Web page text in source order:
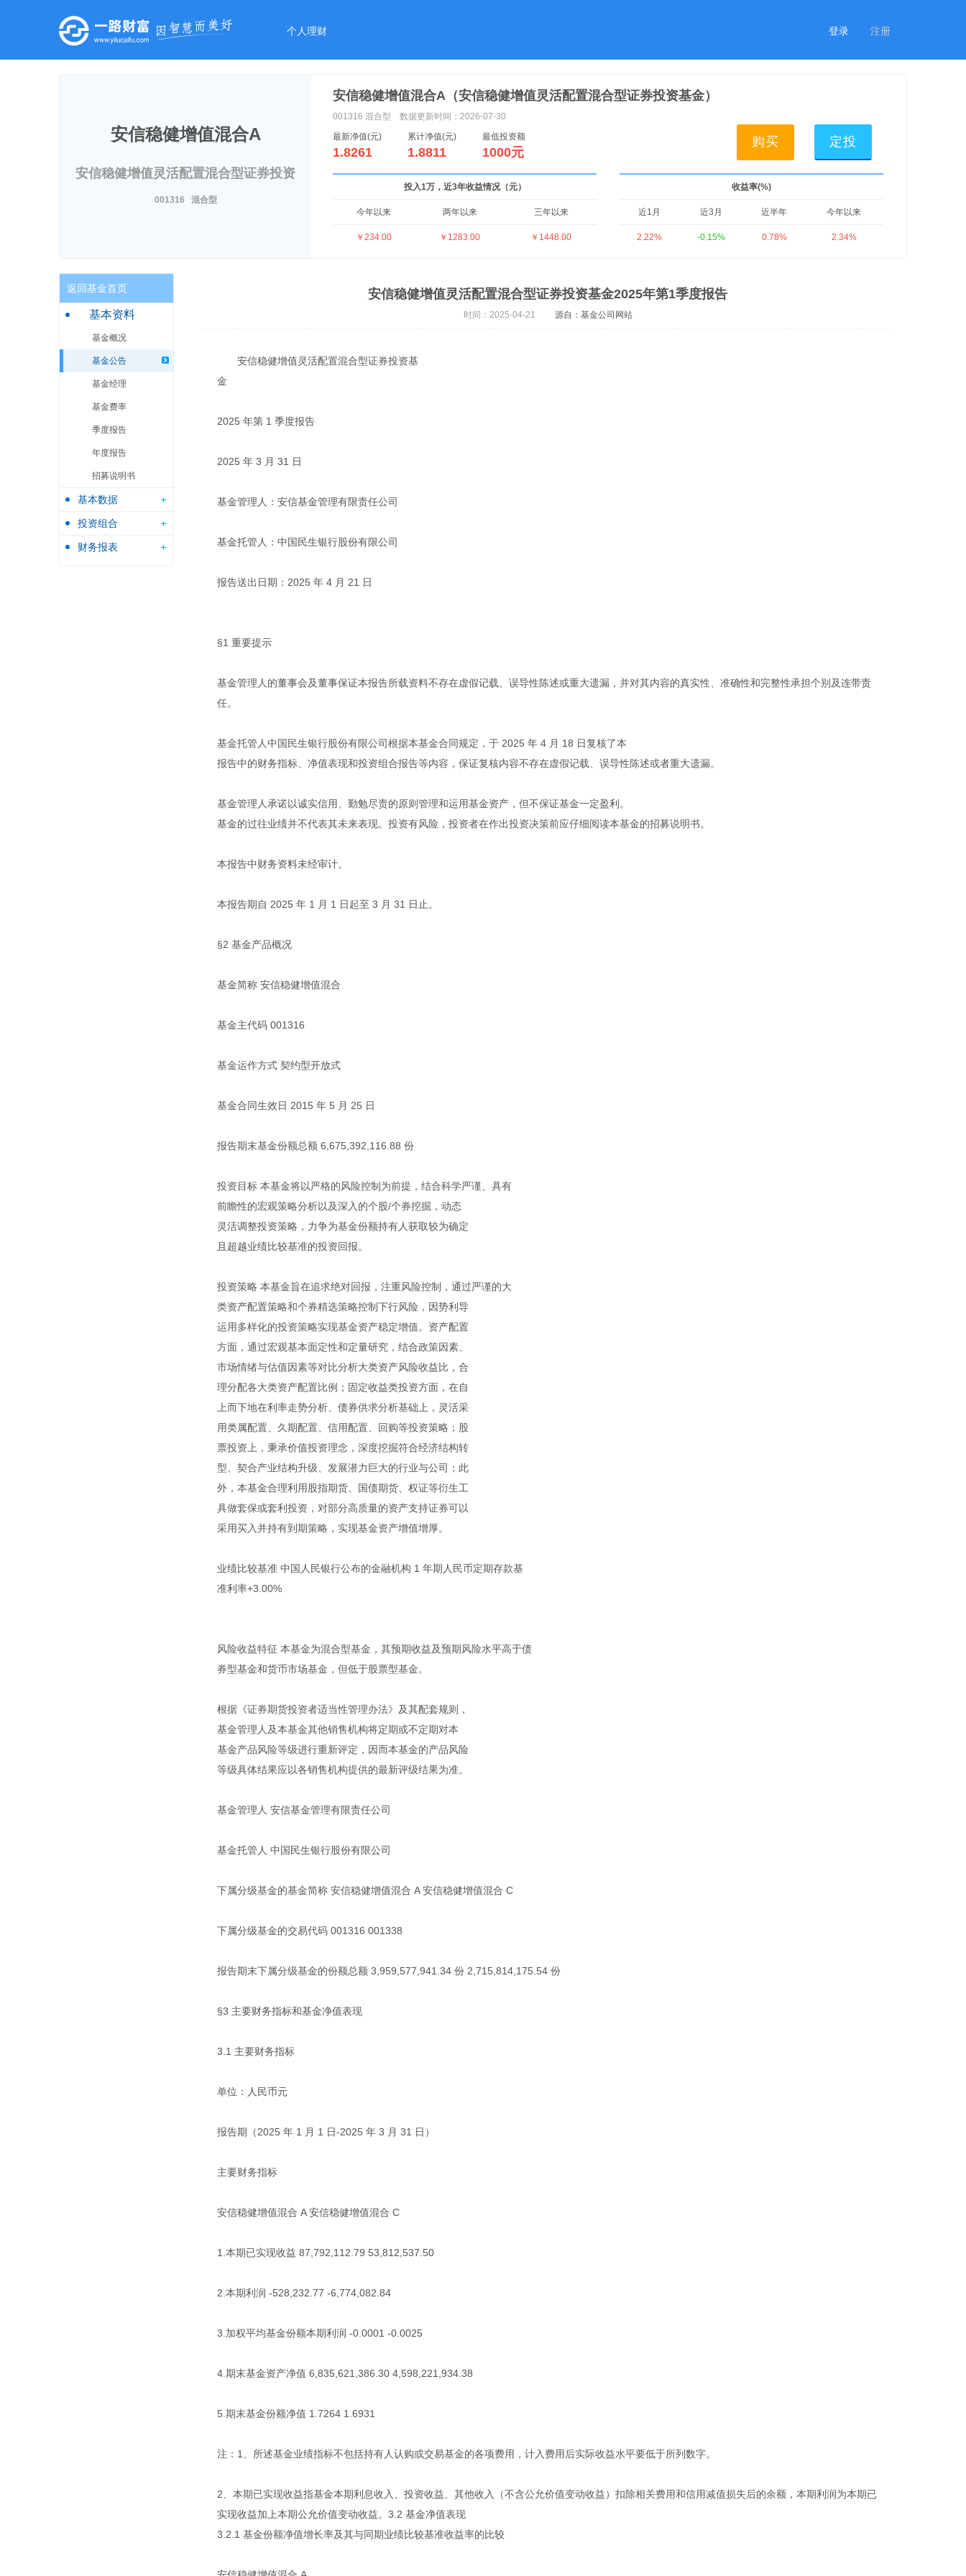
个人理财 登录 注册
安信稳健增值混合A
安信稳健增值灵活配置混合型证券投资
基金
001316 混合型
安信稳健增值混合A（安信稳健增值灵活配置混合型证券投资基金）
001316 混合型
数据更新时间：2026-07-30
最新净值(元)
累计净值(元) 最低投资额
1.8261 1.8811 1000元
购买 定投
投入1万，近3年收益情况（元）
今年以来 两年以来 三年以来
￥234.00 ￥1283.00 ￥1448.00
收益率(%)
近1月 近3月 近半年 今年以来
2.22% -0.15% 0.78% 2.34%
返回基金首页
基本资料
基金概况
基金公告
基金经理
基金费率
季度报告
年度报告
招募说明书
基本数据
投资组合
财务报表
安信稳健增值灵活配置混合型证券投资基金2025年第1季度报告
时间：2025-04-21 源自：基金公司网站
安信稳健增值灵活配置混合型证券投资基
金
2025 年第 1 季度报告
2025 年 3 月 31 日
基金管理人：安信基金管理有限责任公司
基金托管人：中国民生银行股份有限公司
报告送出日期：2025 年 4 月 21 日
§1 重要提示
基金管理人的董事会及董事保证本报告所载资料不存在虚假记载、误导性陈述或重大遗漏，并对其内容的真实性、准确性和完整性承担个别及连带责
任。
基金托管人中国民生银行股份有限公司根据本基金合同规定，于 2025 年 4 月 18 日复核了本
报告中的财务指标、净值表现和投资组合报告等内容，保证复核内容不存在虚假记载、误导性陈述或者重大遗漏。
基金管理人承诺以诚实信用、勤勉尽责的原则管理和运用基金资产，但不保证基金一定盈利。
基金的过往业绩并不代表其未来表现。投资有风险，投资者在作出投资决策前应仔细阅读本基金的招募说明书。
本报告中财务资料未经审计。
本报告期自 2025 年 1 月 1 日起至 3 月 31 日止。
§2 基金产品概况
基金简称 安信稳健增值混合
基金主代码 001316
基金运作方式 契约型开放式
基金合同生效日 2015 年 5 月 25 日
报告期末基金份额总额 6,675,392,116.88 份
投资目标 本基金将以严格的风险控制为前提，结合科学严谨、具有
前瞻性的宏观策略分析以及深入的个股/个券挖掘，动态
灵活调整投资策略，力争为基金份额持有人获取较为确定
且超越业绩比较基准的投资回报。
投资策略 本基金旨在追求绝对回报，注重风险控制，通过严谨的大
类资产配置策略和个券精选策略控制下行风险，因势利导
运用多样化的投资策略实现基金资产稳定增值。资产配置
方面，通过宏观基本面定性和定量研究，结合政策因素、
市场情绪与估值因素等对比分析大类资产风险收益比，合
理分配各大类资产配置比例；固定收益类投资方面，在自
上而下地在利率走势分析、债券供求分析基础上，灵活采
用类属配置、久期配置、信用配置、回购等投资策略；股
票投资上，秉承价值投资理念，深度挖掘符合经济结构转
型、契合产业结构升级、发展潜力巨大的行业与公司；此
外，本基金合理利用股指期货、国债期货、权证等衍生工
具做套保或套利投资，对部分高质量的资产支持证券可以
采用买入并持有到期策略，实现基金资产增值增厚。
业绩比较基准 中国人民银行公布的金融机构 1 年期人民币定期存款基
准利率+3.00%
风险收益特征 本基金为混合型基金，其预期收益及预期风险水平高于债
券型基金和货币市场基金，但低于股票型基金。
根据《证券期货投资者适当性管理办法》及其配套规则，
基金管理人及本基金其他销售机构将定期或不定期对本
基金产品风险等级进行重新评定，因而本基金的产品风险
等级具体结果应以各销售机构提供的最新评级结果为准。
基金管理人 安信基金管理有限责任公司
基金托管人 中国民生银行股份有限公司
下属分级基金的基金简称 安信稳健增值混合 A 安信稳健增值混合 C
下属分级基金的交易代码 001316 001338
报告期末下属分级基金的份额总额 3,959,577,941.34 份 2,715,814,175.54 份
§3 主要财务指标和基金净值表现
3.1 主要财务指标
单位：人民币元
报告期（2025 年 1 月 1 日-2025 年 3 月 31 日）
主要财务指标
安信稳健增值混合 A 安信稳健增值混合 C
1.本期已实现收益 87,792,112.79 53,812,537.50
2.本期利润 -528,232.77 -6,774,082.84
3.加权平均基金份额本期利润 -0.0001 -0.0025
4.期末基金资产净值 6,835,621,386.30 4,598,221,934.38
5.期末基金份额净值 1.7264 1.6931
注：1、所述基金业绩指标不包括持有人认购或交易基金的各项费用，计入费用后实际收益水平要低于所列数字。
2、本期已实现收益指基金本期利息收入、投资收益、其他收入（不含公允价值变动收益）扣除相关费用和信用减值损失后的余额，本期利润为本期已
实现收益加上本期公允价值变动收益。3.2 基金净值表现
3.2.1 基金份额净值增长率及其与同期业绩比较基准收益率的比较